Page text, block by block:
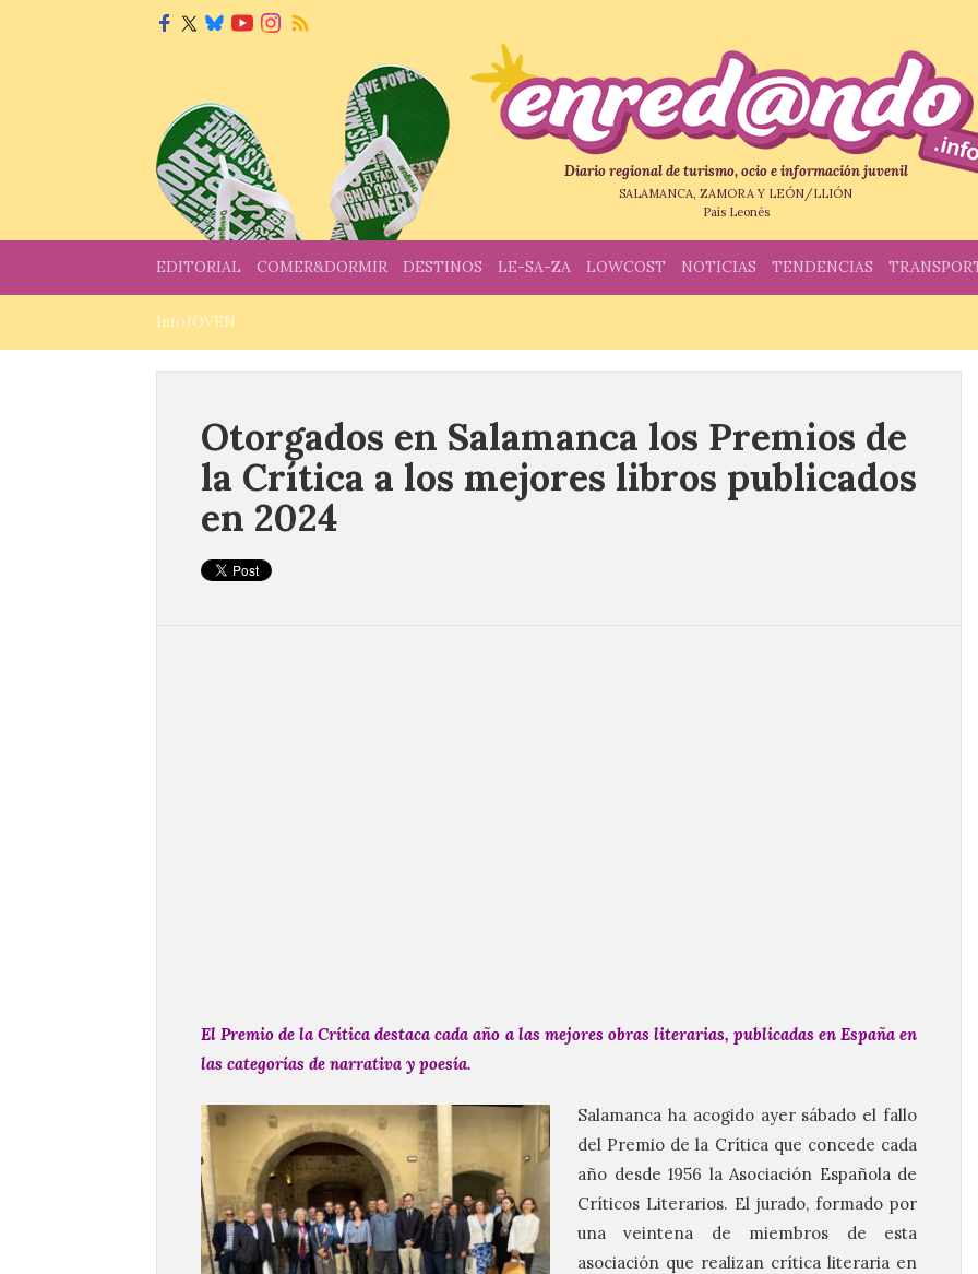
Diario regional de turismo, ocio e información juvenil
SALAMANCA, ZAMORA Y LEÓN/LLIÓN
País Leonés
EDITORIAL COMER&DORMIR DESTINOS LE-SA-ZA LOWCOST NOTICIAS TENDENCIAS
InfoJOVEN
Otorgados en Salamanca los Premios de
la Crítica a los mejores libros publicados
en 2024
El Premio de la Crítica destaca cada año a las mejores obras literarias, publicadas en España en
las categorías de narrativa y poesía.
Salamanca ha acogido ayer sábado el fallo
del Premio de la Crítica que concede cada
año desde 1956 la Asociación Española de
Críticos Literarios. El jurado, formado por
una veintena de miembros de esta
asociación que realizan crítica literaria en